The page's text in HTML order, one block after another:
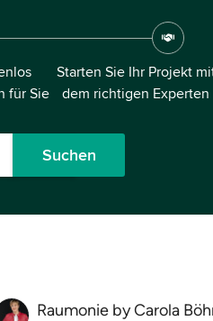
für Sie
Starten Sie Ihr Projekt
dem richtigen Experten
Suchen
Raumonie by Carola